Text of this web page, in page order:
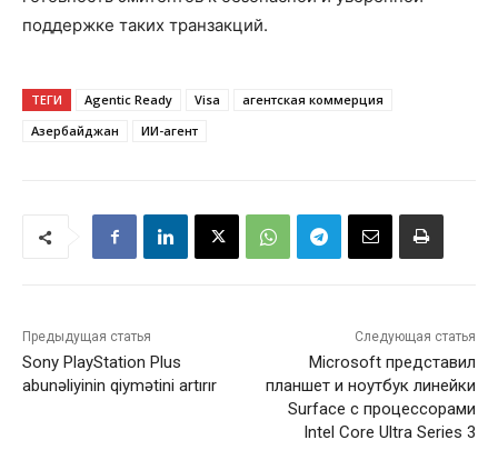
поддержке таких транзакций.
ТЕГИ Agentic Ready Visa
агентская коммерция
Азербайджан
ИИ-агент
Предыдущая статья
Sony PlayStation Plus
abunəliyinin qiymətini artırır
Следующая статья
Microsoft представил
планшет и ноутбук линейки
Surface с процессорами
Intel Core Ultra Series 3